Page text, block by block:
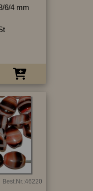
6/4 mm
Best.Nr.:46220